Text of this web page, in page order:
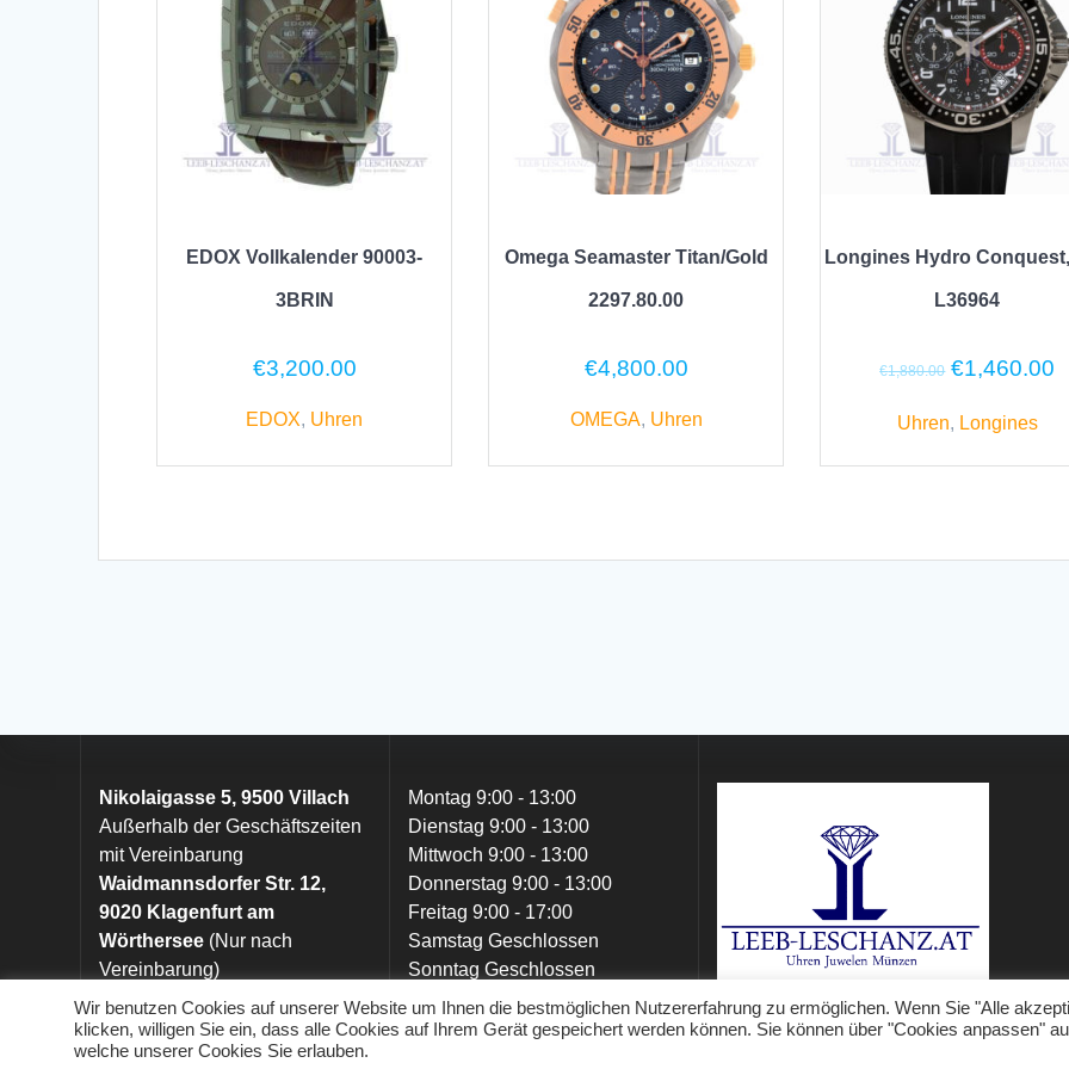
EDOX Vollkalender 90003-
3BRIN
€3,200.00
EDOX, Uhren
Omega Seamaster Titan/Gold
2297.80.00
€4,800.00
OMEGA, Uhren
Longines Hydro
L36964
€1,880.00
war:
€1,460.00
Uhren, Longines
Nikolaigasse 5, 9500 Villach
Außerhalb der Geschäftszeiten
mit Vereinbarung
Waidmannsdorfer Str. 12,
9020 Klagenfurt am
Wörthersee (Nur nach
Vereinbarung)
Montag 9:00 - 13:00
Dienstag 9:00 - 13:00
Mittwoch 9:00 - 13:00
Donnerstag 9:00 - 13:00
Freitag 9:00 - 17:00
Samstag Geschlossen
Sonntag Geschlossen
Wir benutzen Cookies auf unserer Website um Ihnen die bestmöglichen Nutzererfahrung zu ermöglichen. Wenn Sie "Alle
klicken, willigen Sie ein, dass alle Cookies auf Ihrem Gerät gespeichert werden können. Sie können über "Cookies anpassen"
welche unserer Cookies Sie erlauben.